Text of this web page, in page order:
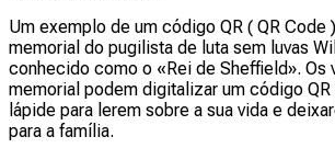
Um exemplo de um código QR ( QR Code
memorial do pugilista de luta sem luvas
conhecido como o «Rei de Sheffield». Os
memorial podem digitalizar um código QR
lápide para lerem sobre a sua vida e
para a família.